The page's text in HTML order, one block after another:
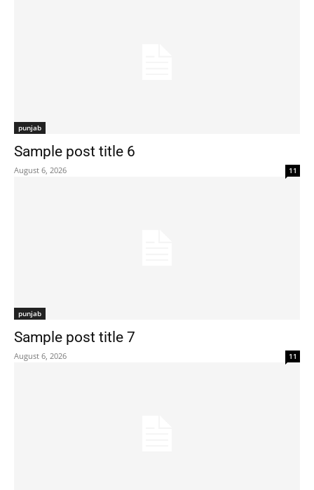
punjab
Sample post title 6
August 6, 2026 11
punjab
Sample post title 7
August 6, 2026 11